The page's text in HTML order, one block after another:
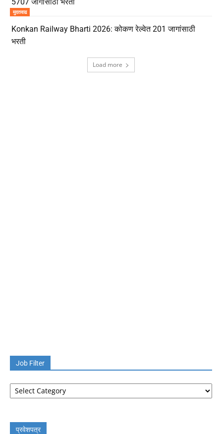
मुदतवाढ
Konkan Railway Bharti 2026: कोकण रेल्वेत 201 जागांसाठी
भरती
Load more
Job Filter
Job
Filter
प्रवेशपत्र